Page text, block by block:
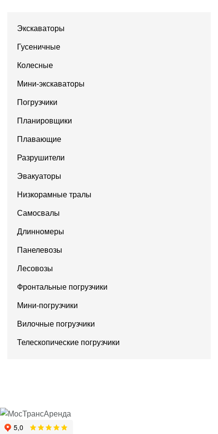
Экскаваторы
Гусеничные
Колесные
Мини-экскаваторы
Погрузчики
Планировщики
Плавающие
Разрушители
Эвакуаторы
Низкорамные тралы
Самосвалы
Длинномеры
Панелевозы
Лесовозы
Фронтальные погрузчики
Мини-погрузчики
Вилочные погрузчики
Телескопические погрузчики